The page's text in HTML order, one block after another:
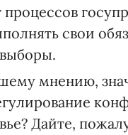
свои
мнению,
Дайте,